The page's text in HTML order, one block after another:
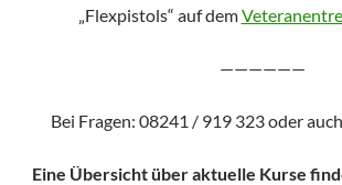
„Flexpistols“ auf dem
——————
Bei Fragen: 08241 / 919 323 oder
Eine Übersicht über aktuelle Kurse